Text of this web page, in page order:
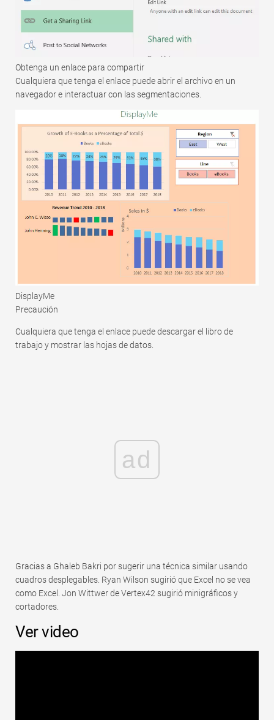
Obtenga un enlace para compartir
Cualquiera que tenga el enlace puede abrir el archivo en un
navegador e interactuar con las segmentaciones.
DisplayMe
Precaución
Cualquiera que tenga el enlace puede descargar el libro de
trabajo y mostrar las hojas de datos.
ad
Gracias a Ghaleb Bakri por sugerir una técnica similar usando
cuadros desplegables. Ryan Wilson sugirió que Excel no se vea
como Excel. Jon Wittwer de Vertex42 sugirió minigráficos y
cortadores.
Ver video